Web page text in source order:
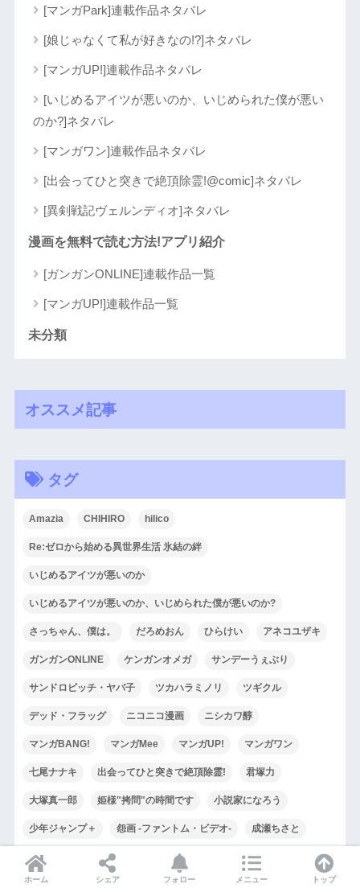
[マンガPark]連載作品ネタバレ
[娘じゃなくて私が好きなの!?]ネタバレ
[マンガUP!]連載作品ネタバレ
[いじめるアイツが悪いのか、いじめられた僕が悪い
のか?]ネタバレ
[マンガワン]連載作品ネタバレ
[出会ってひと突きで絶頂除霊!@comic]ネタバレ
[異剣戦記ヴェルンディオ]ネタバレ
漫画を無料で読む方法!アプリ紹介
[ガンガンONLINE]連載作品一覧
[マンガUP!]連載作品一覧
未分類
オススメ記事
タグ
Amazia CHIHIRO hilico
Re:ゼロから始める異世界生活 氷結の絆
いじめるアイツが悪いのか
いじめるアイツが悪いのか、いじめられた僕が悪いのか?
さっちゃん、僕は。 だろめおん ひらけい アネコユザキ
ガンガンONLINE ケンガンオメガ サンデーうぇぶり
サンドロビッチ・ヤバ子 ツカハラミノリ ツギクル
デッド・フラッグ ニコニコ漫画 ニシカワ醇
マンガBANG! マンガMee マンガUP! マンガワン
七尾ナナキ 出会ってひと突きで絶頂除霊! 君塚力
大塚真一郎 姫様"拷問"の時間です 小説家になろう
少年ジャンプ＋ 怨画 -ファントム・ビデオ- 成瀬ちさと
日丘円 春原ロビンソン 朝賀庵 柚木N’
異世界の戦士として国に招かれたけど、断って兵士から始める事に
ホーム シェア フォロー メニュー トップ